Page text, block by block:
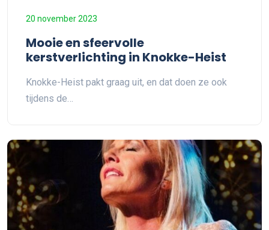
20 november 2023
Mooie en sfeervolle
kerstverlichting in Knokke-Heist
Knokke-Heist pakt graag uit, en dat doen ze ook
tijdens de…